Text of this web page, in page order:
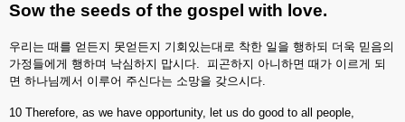
Sow the seeds of the gospel with love.
우리는 때를 얻든지 못얻든지 기회있는대로 착한 일을 행하되 더욱 믿음의
가정들에게 행하며 낙심하지 맙시다. 피곤하지 아니하면 때가 이르게 되
면 하나님께서 이루어 주신다는 소망을 갖으시다.
10 Therefore, as we have opportunity, let us do good to all people,